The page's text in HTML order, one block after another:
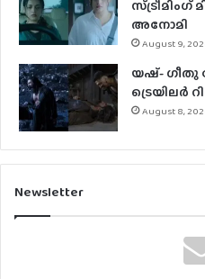
സ്ട്രീമിം​ഗ്
അനോമി
August 9,
യഷ്- ​ഗീതു
ട്രെയിലർ
August 8,
Newsletter